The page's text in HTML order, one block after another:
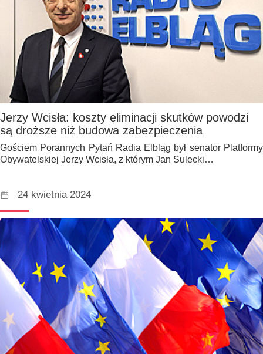
Jerzy Wcisła: koszty eliminacji skutków powodzi
są droższe niż budowa zabezpieczenia
Gościem Porannych Pytań Radia Elbląg był senator Platformy
Obywatelskiej Jerzy Wcisła, z którym Jan Sulecki…
24 kwietnia 2024